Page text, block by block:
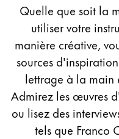
Peinture et Dessiner
Aquarelle
Crayons de
Accessoires
Black Magic
Quelle que soit la
utiliser votre
manière créative,
sources
lettrage à la main
Admirez les œuvres
ou lisez des
tels que Franco